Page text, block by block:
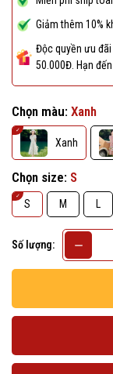
Giảm thêm 10%
Độc quyền ưu
50.000Đ. Hạn
Chọn màu: Xanh
Xanh
Chọn size: S
S M L
Số lượng: